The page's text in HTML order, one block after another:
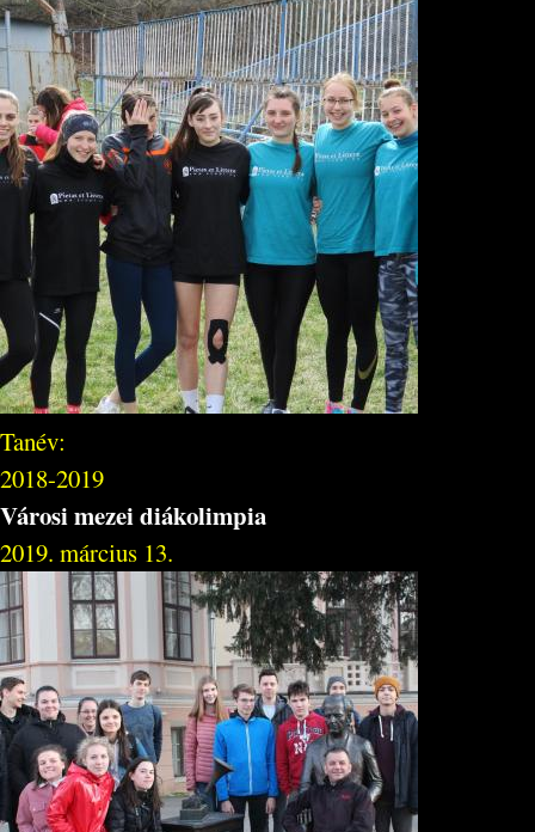
Tanév:
2018-2019
Városi mezei diákolimpia
2019. március 13.